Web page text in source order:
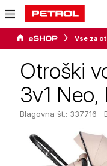
Otroški
3v1 Neo,
Blagovna št.: 337716